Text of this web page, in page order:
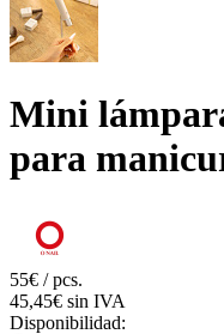
Mini
para
55€ / pcs.
45,45€ sin IVA
Disponibilidad: